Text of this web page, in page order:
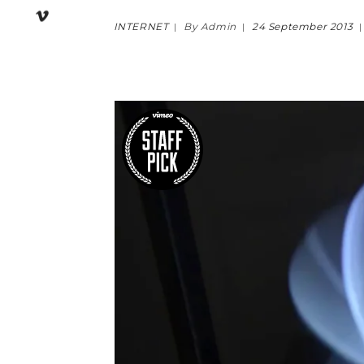
INTERNET By Admin 24 September 2013